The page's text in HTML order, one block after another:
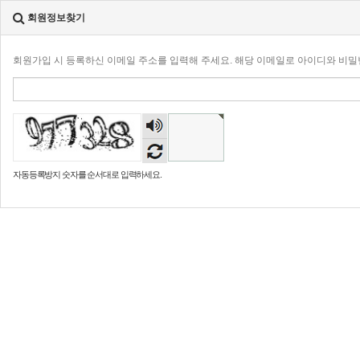
회원정보찾기
회원가입 시 등록하신 이메일 주소를 입력해 주세요. 해당 이메일로 아이디와 비
숫자
음성
듣기
자동등록방지 숫자를 순서대로 입력하세요.